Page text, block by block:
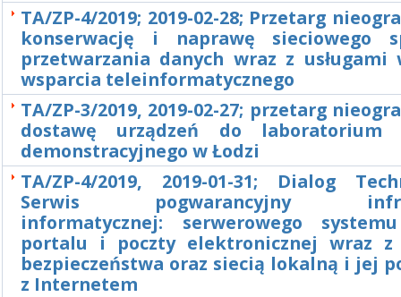
TA/ZP-4/2019; 2019-02-28; Przetarg
konserwację i naprawę sieciowego
przetwarzania danych wraz z usługami
wsparcia teleinformatycznego
TA/ZP-3/2019, 2019-02-27; przetarg
dostawę urządzeń do laboratorium
demonstracyjnego w Łodzi
TA/ZP-4/2019, 2019-01-31; Dialog
Serwis pogwarancyjny
informatycznej: serwerowego
portalu i poczty elektronicznej wraz z
bezpieczeństwa oraz siecią lokalną i jej
z Internetem